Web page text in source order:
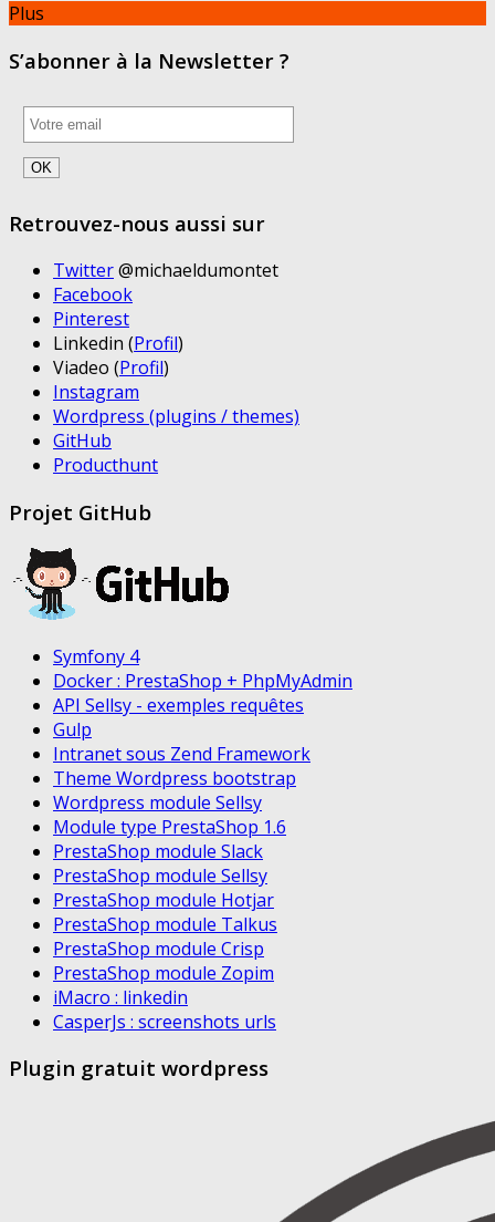
Plus
S’abonner à la Newsletter ?
Retrouvez-nous aussi sur
Twitter@michaeldumontet
Facebook
Pinterest
Linkedin (Profil)
Viadeo (Profil)
Instagram
Wordpress (plugins / themes)
GitHub
Producthunt
Projet GitHub
Symfony 4
Docker : PrestaShop + PhpMyAdmin
API Sellsy - exemples requêtes
Gulp
Intranet sous Zend Framework
Theme Wordpress bootstrap
Wordpress module Sellsy
Module type PrestaShop 1.6
PrestaShop module Slack
PrestaShop module Sellsy
PrestaShop module Hotjar
PrestaShop module Talkus
PrestaShop module Crisp
PrestaShop module Zopim
iMacro : linkedin
CasperJs : screenshots urls
Plugin gratuit wordpress